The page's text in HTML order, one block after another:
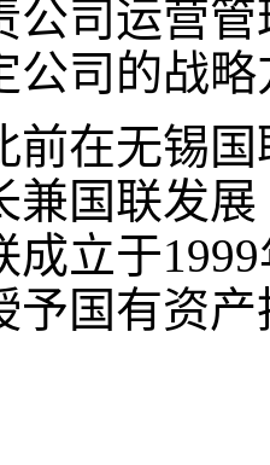
公司运营
公司的战
在无锡国
兼国联发
成立于1999
予国有资